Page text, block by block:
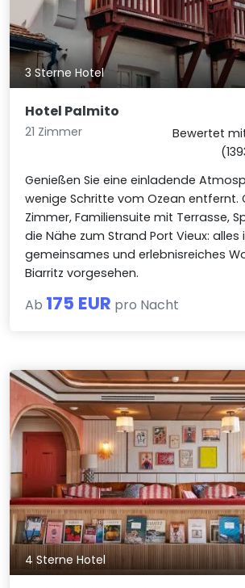
3 Sterne Hotel
Hotel Palmito
21 Zimmer
Bewertet
Genießen Sie eine einladende
wenige Schritte vom Ozean entfernt.
Zimmer, Familiensuite mit Terrasse,
die Nähe zum Strand Port Vieux: alles
gemeinsames und erlebnisreiches
Biarritz vorgesehen.
Ab 175 EUR pro Nacht
4 Sterne Hotel